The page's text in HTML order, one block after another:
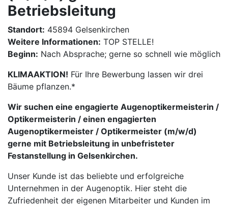
Betriebsleitung
Standort: 45894 Gelsenkirchen
Weitere Informationen: TOP STELLE!
Beginn: Nach Absprache; gerne so schnell wie möglich
KLIMAAKTION! Für Ihre Bewerbung lassen wir drei
Bäume pflanzen.*
Wir suchen eine engagierte Augenoptikermeisterin /
Optikermeisterin / einen engagierten
Augenoptikermeister / Optikermeister (m/w/d)
gerne mit Betriebsleitung in unbefristeter
Festanstellung in Gelsenkirchen.
Unser Kunde ist das beliebte und erfolgreiche
Unternehmen in der Augenoptik. Hier steht die
Zufriedenheit der eigenen Mitarbeiter und Kunden im